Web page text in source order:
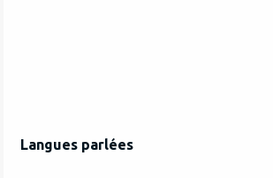
Langues parlées
Langues parlées